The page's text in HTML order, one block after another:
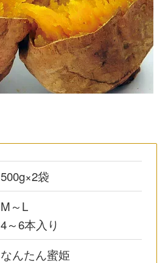
500g×2袋
M～L
4～6本入り
なんたん蜜姫